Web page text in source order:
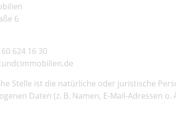
6
624 16 30
Stelle ist die natürliche oder juristische
Daten (z. B. Namen, E-Mail-Adressen o.